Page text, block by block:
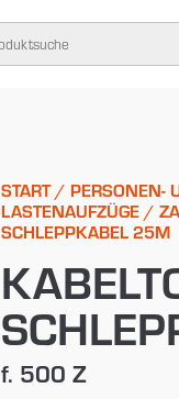
START/ PERSONEN-
LASTENAUFZÜGE/
SCHLEPPKABEL 25M
f. 500 Z